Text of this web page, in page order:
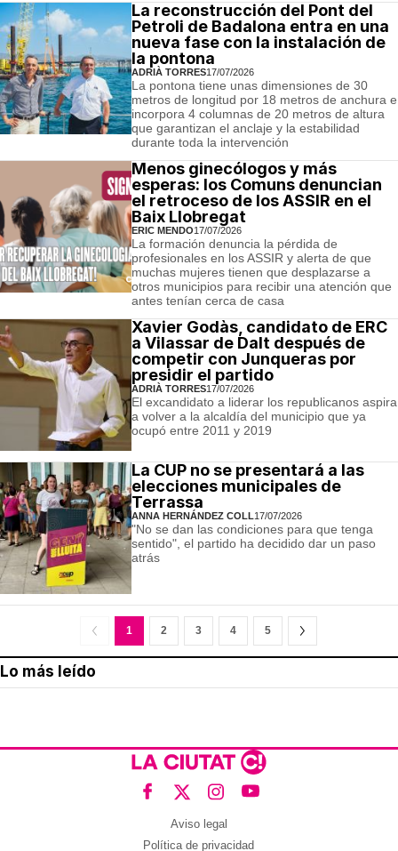
La reconstrucción del Pont del
Petroli de Badalona entra en una
nueva fase con la instalación de
la pontona
ADRIÀ TORRES17/07/2026
La pontona tiene unas dimensiones de 30
metros de longitud por 18 metros de anchura e
incorpora 4 columnas de 20 metros de altura
que garantizan el anclaje y la estabilidad
durante toda la intervención
Menos ginecólogos y más
esperas: los Comuns denuncian
el retroceso de los ASSIR en el
Baix Llobregat
ERIC MENDO17/07/2026
La formación denuncia la pérdida de
profesionales en los ASSIR y alerta de que
muchas mujeres tienen que desplazarse a
otros municipios para recibir una atención que
antes tenían cerca de casa
Xavier Godàs, candidato de ERC
a Vilassar de Dalt después de
competir con Junqueras por
presidir el partido
ADRIÀ TORRES17/07/2026
El excandidato a liderar los republicanos aspira
a volver a la alcaldía del municipio que ya
ocupó entre 2011 y 2019
La CUP no se presentará a las
elecciones municipales de
Terrassa
ANNA HERNÁNDEZ COLL17/07/2026
"No se dan las condiciones para que tenga
sentido", el partido ha decidido dar un paso
atrás
1 2 3 4 5
Lo más leído
Aviso legal
Política de privacidad